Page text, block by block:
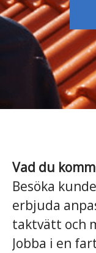
Vad du
Besöka
erbjuda
taktvätt och
Jobba i en